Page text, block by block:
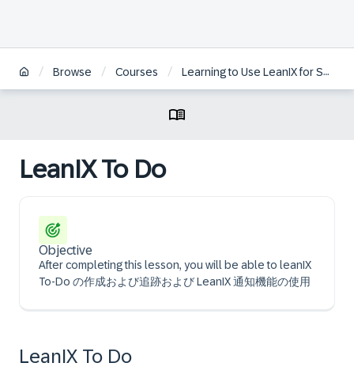
/ Browse / Courses / Learning to Use LeanIX for Successful Enterprise Architecture | JA
LeanIX To Do
Objective
After completing this lesson, you will be able to leanIX
To-Do の作成および追跡および LeanIX 通知機能の使用
LeanIX To Do